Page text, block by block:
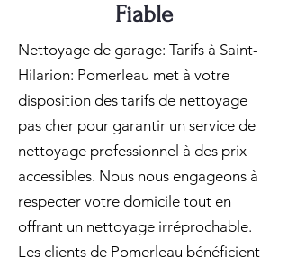
Fiable
Nettoyage de garage: Tarifs à Saint-
Hilarion: Pomerleau met à votre
disposition des tarifs de nettoyage
pas cher pour garantir un service de
nettoyage professionnel à des prix
accessibles. Nous nous engageons à
respecter votre domicile tout en
offrant un nettoyage irréprochable.
Les clients de Pomerleau bénéficient